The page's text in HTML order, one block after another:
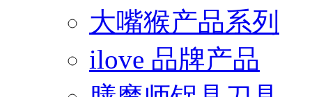
大嘴猴产品系列
ilove 品牌产品